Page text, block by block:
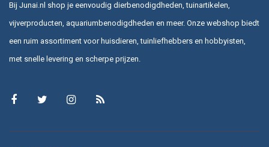
Bij Junai.nl shop je eenvoudig dierbenodigdheden, tuinartikelen,
vijverproducten, aquariumbenodigdheden en meer. Onze webshop biedt
een ruim assortiment voor huisdieren, tuinliefhebbers en hobbyisten,
met snelle levering en scherpe prijzen.